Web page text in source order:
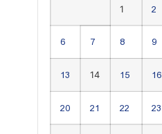
1 2
6 7 8 9
13 14 15 16
20 21 22 23